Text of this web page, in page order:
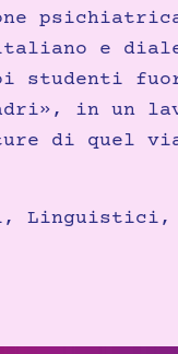
italiano e
studenti
in un
di quel